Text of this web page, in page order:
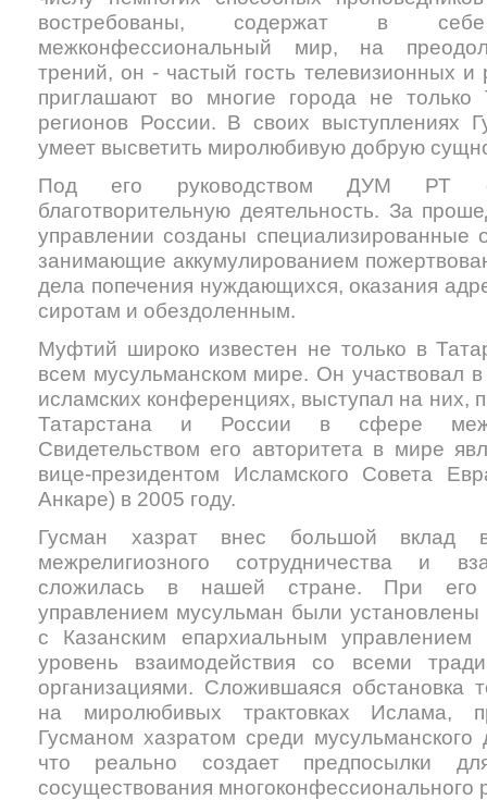
востребованы, содержат в
межконфессиональный мир, на
трений, он - частый гость телевизионных и
приглашают во многие города не только
регионов России. В своих выступлениях
умеет высветить миролюбивую добрую
Под его руководством ДУМ РТ
благотворительную деятельность. За
управлении созданы
занимающие аккумулированием
дела попечения нуждающихся, оказания
сиротам и обездоленным.
Муфтий широко известен не только в
всем мусульманском мире. Он участвовал
исламских конференциях, выступал на них,
Татарстана и России в сфере
Свидетельством его авторитета в мире
вице-президентом Исламского Совета
Анкаре) в 2005 году.
Гусман хазрат внес большой вклад
межрелигиозного сотрудничества и
сложилась в нашей стране. При его
управлением мусульман были установлены
с Казанским епархиальным
уровень взаимодействия со всеми
организациями. Сложившаяся обстановка
на миролюбивых трактовках Ислама,
Гусманом хазратом среди
что реально создает предпосылки
сосуществования многоконфессионального